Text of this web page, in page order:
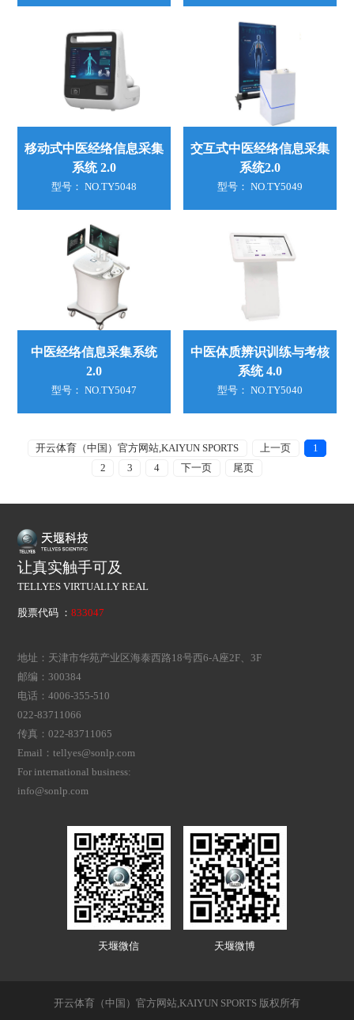
移动式中医经络信息采集
系统 2.0
型号： NO.TY5048
交互式中医经络信息采集
系统2.0
型号： NO.TY5049
中医经络信息采集系统
2.0
型号： NO.TY5047
中医体质辨识训练与考核
系统 4.0
型号： NO.TY5040
开云体育（中国）官方网站,KAIYUN SPORTS 上一页
1
2
3 4 下一页 尾页
让真实触手可及
TELLYES VIRTUALLY REAL
股票代码 ：833047
地址：天津市华苑产业区海泰西路18号西6-A座2F、3F
邮编：300384
电话：4006-355-510
022-83711066
传真：022-83711065
Email：tellyes@sonlp.com
For international business:
info@sonlp.com
天堰微信 天堰微博
开云体育（中国）官方网站,KAIYUN SPORTS 版权所有